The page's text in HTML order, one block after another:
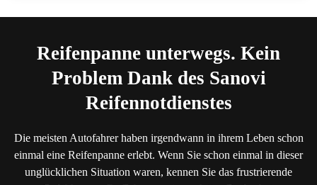
Reifenpanne unterwegs. Kein
Problem Dank des Sanovi
Reifennotdienstes
Die meisten Autofahrer haben irgendwann in ihrem Leben schon
einmal eine Reifenpanne erlebt. Wenn Sie schon einmal in dieser
unglücklichen Situation waren, kennen Sie das frustrierende